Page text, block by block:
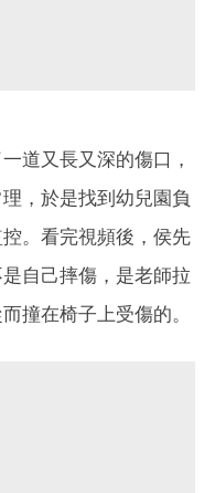
道又長又深的傷口，
，於是找到幼兒園負
。看完視頻後，侯先
自己摔傷，是老師拉
撞在椅子上受傷的。